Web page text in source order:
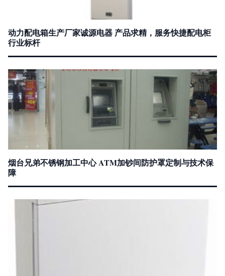
动力配电箱生产厂家诚源电器 产品求精，服务快捷配电柜
行业标杆
烟台兄弟不锈钢加工中心 ATM加钞间防护罩定制与技术保
障